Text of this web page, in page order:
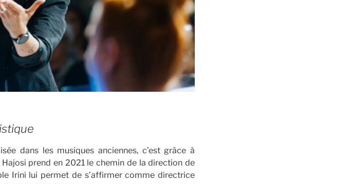
dans les musiques anciennes, c’est grâce à
prend en 2021 le chemin de la direction de
Irini lui permet de s’affirmer comme directrice